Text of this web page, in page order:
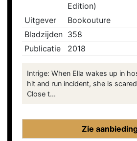
Edition)
Uitgever
Bookouture
Bladzijden 358
Publicatie
2018
Intrige: When Ella wakes up in
hit and run incident, she is
Close t...
Zie